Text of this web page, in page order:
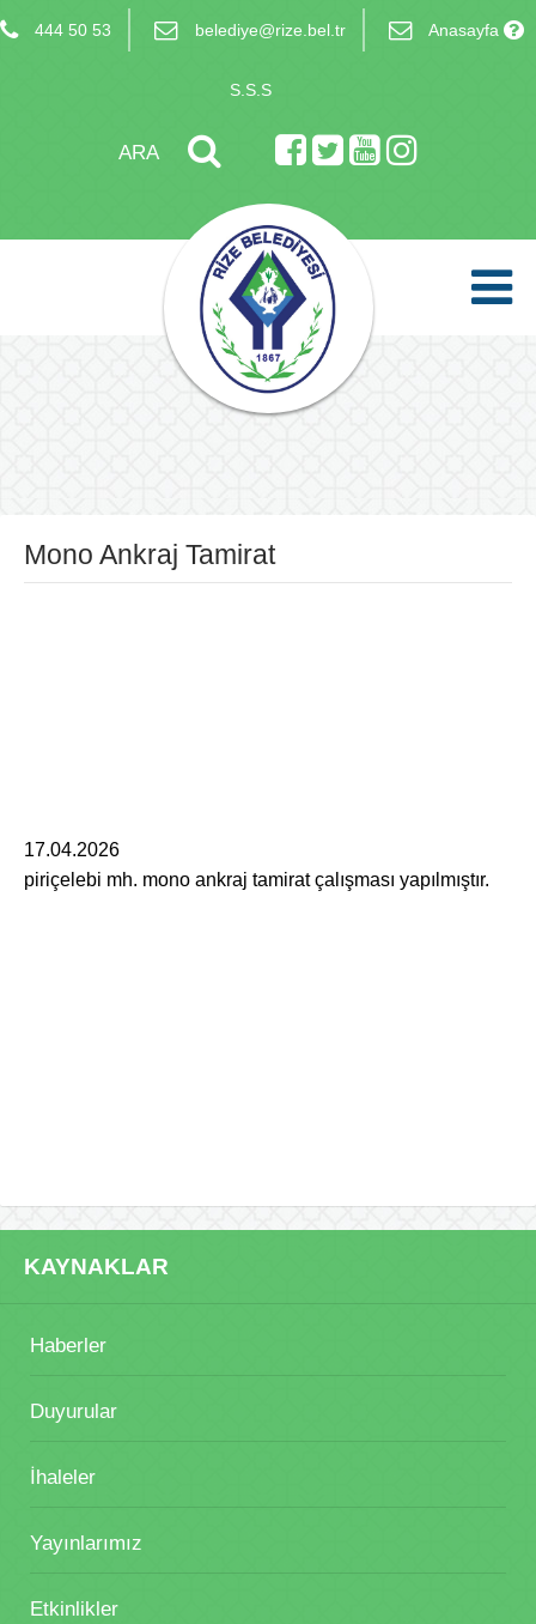
444 50 53 belediye@rize.bel.tr Anasayfa
S.S.S
ARA
Mono Ankraj Tamirat
17.04.2026
piriçelebi mh. mono ankraj tamirat çalışması yapılmıştır.
KAYNAKLAR
Haberler
Duyurular
İhaleler
Yayınlarımız
Etkinlikler